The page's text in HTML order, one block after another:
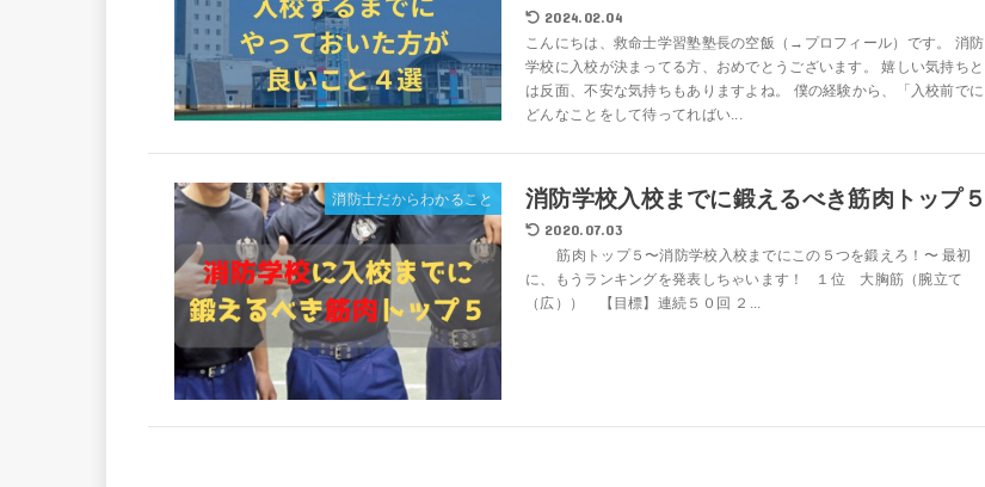
2024.02.04
こんにちは、救命士学習塾塾長の空飯（→プロフィール）です。 消防
学校に入校が決まってる方、おめでとうございます。 嬉しい気持ちと
は反面、不安な気持ちもありますよね。 僕の経験から、「入校前でに
どんなことをして待ってればい...
消防士だからわかること 消防学校入校までに鍛えるべき筋肉トップ５
2020.07.03
筋肉トップ５〜消防学校入校までにこの５つを鍛えろ！〜 最初
に、もうランキングを発表しちゃいます！ １位 大胸筋（腕立て
（広）） 【目標】連続５０回 ２...